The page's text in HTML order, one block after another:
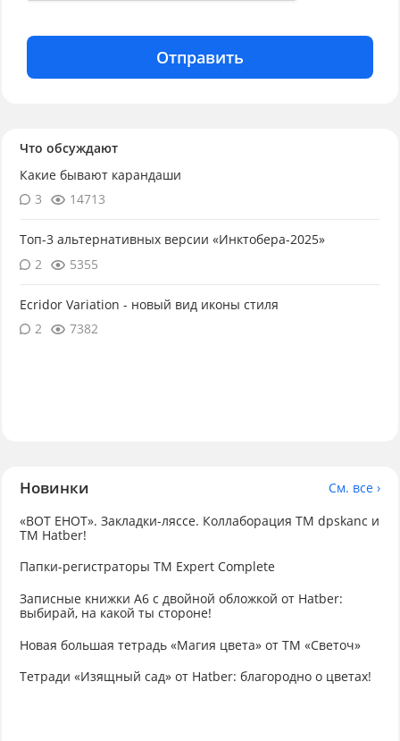
Отправить
Что обсуждают
Какие бывают карандаши
3
14713
Топ-3 альтернативных версии «Инктобера-2025»
2
5355
Ecridor Variation - новый вид иконы стиля
2
7382
Новинки
См. все ›
«ВОТ ЕНОТ». Закладки-ляссе. Коллаборация TM dpskanc и
ТМ Hatber!
Папки-регистраторы ТМ Expert Complete
Записные книжки А6 с двойной обложкой от Hatber:
выбирай, на какой ты стороне!
Новая большая тетрадь «Магия цвета» от ТМ «Светоч»
Тетради «Изящный сад» от Hatber: благородно о цветах!